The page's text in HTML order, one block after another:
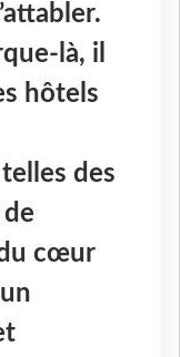
là, il
hôtels
des
cœur